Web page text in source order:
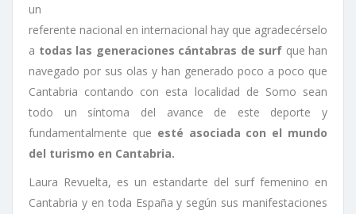
un
referente nacional en internacional hay que agradecérselo
a todas las generaciones cántabras de surf que han
navegado por sus olas y han generado poco a poco que
Cantabria contando con esta localidad de Somo sean
todo un síntoma del avance de este deporte y
fundamentalmente que esté asociada con el mundo
del turismo en Cantabria.
Laura Revuelta, es un estandarte del surf femenino en
Cantabria y en toda España y según sus manifestaciones